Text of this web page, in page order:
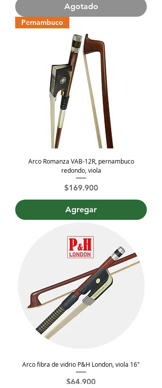
Agotado
Pernambuco
Arco Romanza VAB-12R, pernambuco
redondo, viola
Precio
$169.900
Agregar
Arco fibra de vidrio P&H London, viola 16"
Precio
$64.900